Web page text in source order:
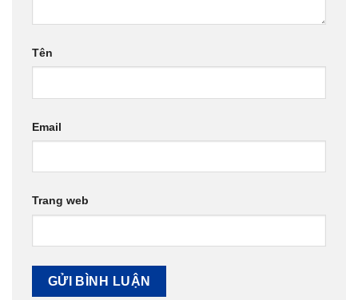
Tên
Email
Trang web